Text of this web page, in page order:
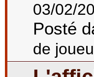
03/02/
Posté
de